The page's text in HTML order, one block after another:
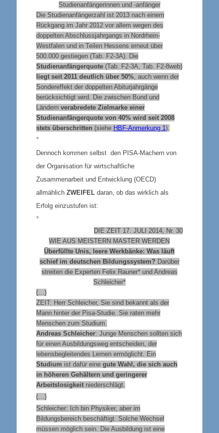
Studienanfängerinnen und -anfänger
Die Studienanfängerzahl ist 2013 nach einem
Rückgang im Jahr 2012 vor allem wegen des
doppelten Abschlussjahrgangs in Nordrhein-
Westfalen und in Teilen Hessens erneut über
500.000 gestiegen (Tab. F2-3A). Die
Studienanfängerquote(Tab. F2-3A, Tab. F2-8web)
liegt seit 2011 deutlich über 50%, auch wenn der
Sondereffekt der doppelten Abiturjahrgänge
berücksichtigt wird. Die zwischen Bund und
Ländern verabredete Zielmarke einer
Studienanfängerquote von 40% wird seit 2008
stets überschritten (siehe HBF-Anmerkung 1).
°
Dennoch kommen selbst den PISA-Machern von
der Organisation für wirtschaftliche
Zusammenarbeit und Entwicklung (OECD)
allmählich ZWEIFELdaran, ob das wirklich als
Erfolg einzustufen ist:
°
DIE ZEIT 17. JULI 2014, Nr. 30
WIE AUS MEISTERN MASTER WERDEN
Überfüllte Unis, leere Werkbänke: Was läuft
schief im deutschen Bildungssystem? Darüber
streiten die Experten Felix Rauner* und Andreas
Schleicher*
(…)
ZEIT: Herr Schleicher, Sie sind bekannt als der
Mann hinter der Pisa-Studie. Sie raten mehr
Menschen zum Studium.
Andreas Schleicher: Junge Menschen sollten sich
für einen Ausbildungsweg entscheiden, der
lebensbegleitendes Lernen ermöglicht. Ein
Studium ist dafür eine gute Wahl, die sich auch
in höheren Gehältern und geringerer
Arbeitslosigkeitniederschlägt.
(…)
Schleicher: Ich bin Physiker, aber im
Bildungsbereich beschäftigt. Solche Wechsel
müssen möglich sein. Die Ausbildung ist eine